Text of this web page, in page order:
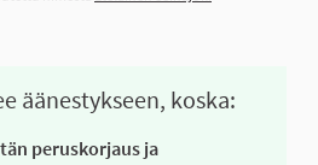
äänestykseen, koska:
peruskorjaus ja